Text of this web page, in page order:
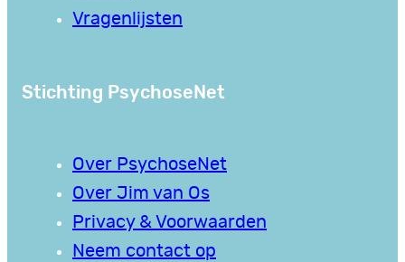
Vragenlijsten
Stichting PsychoseNet
Over PsychoseNet
Over Jim van Os
Privacy & Voorwaarden
Neem contact op